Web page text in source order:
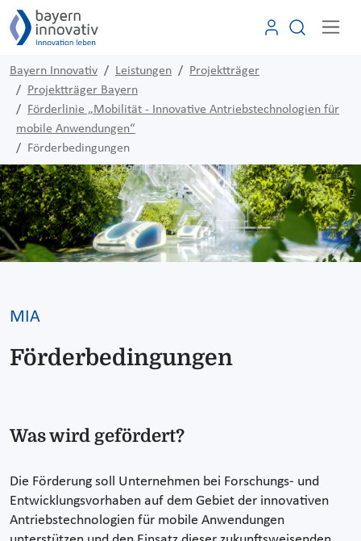
Bayern Innovativ Leistungen
Projektträger
Projektträger Bayern
Förderlinie „Mobilität - Innovative Antriebstechnologien für
mobile Anwendungen“
Förderbedingungen
MIA
Förderbedingungen
Was wird gefördert?
Die Förderung soll Unternehmen bei Forschungs- und
Entwicklungsvorhaben auf dem Gebiet der innovativen
Antriebstechnologien für mobile Anwendungen